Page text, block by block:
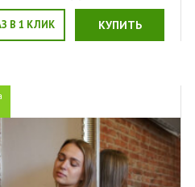
В 1 КЛИК КУПИТЬ